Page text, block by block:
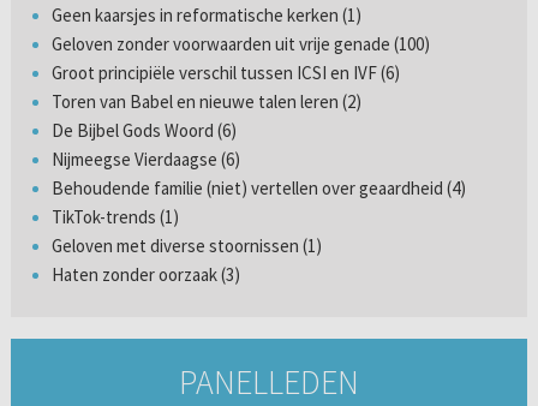
Geen kaarsjes in reformatische kerken (1)
Geloven zonder voorwaarden uit vrije genade (100)
Groot principiële verschil tussen ICSI en IVF (6)
Toren van Babel en nieuwe talen leren (2)
De Bijbel Gods Woord (6)
Nijmeegse Vierdaagse (6)
Behoudende familie (niet) vertellen over geaardheid (4)
TikTok-trends (1)
Geloven met diverse stoornissen (1)
Haten zonder oorzaak (3)
PANELLEDEN